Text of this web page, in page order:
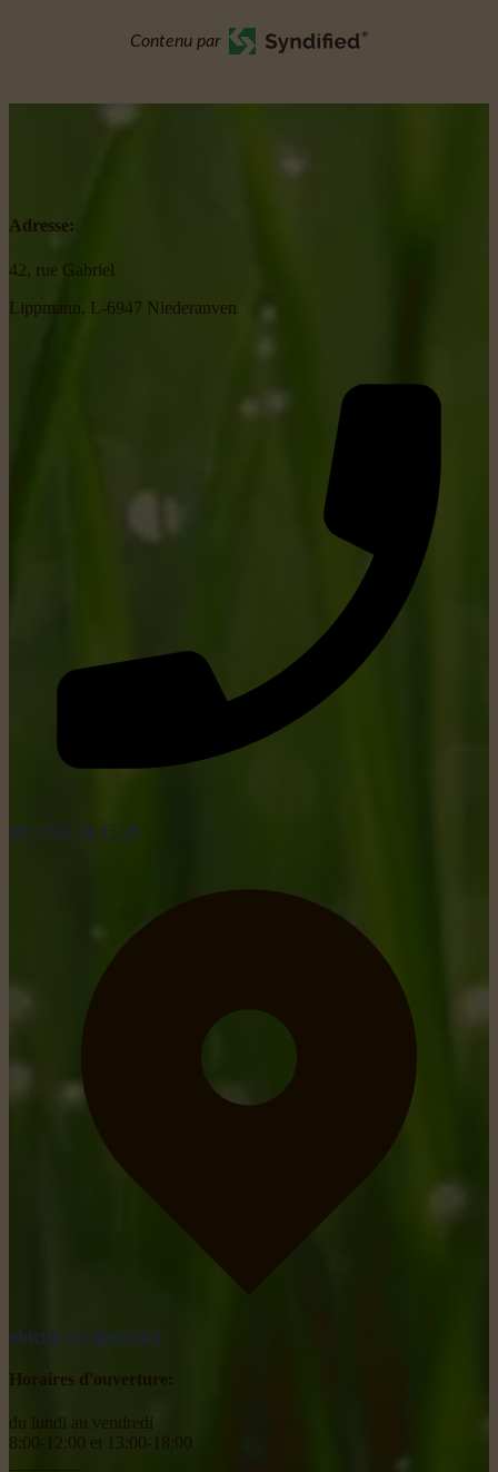
Contenu par
Adresse:
42, rue Gabriel
Lippmann, L-6947 Niederanven
tel: +352 26 15 26
obtenir un itinéraire
Horaires d'ouverture:
du lundi au vendredi
8:00-12:00 et 13:00-18:00